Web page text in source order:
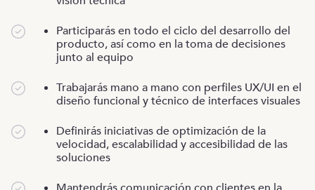
Participarás en todo el ciclo del desarrollo del
producto, así como en la toma de decisiones
junto al equipo
Trabajarás mano a mano con perfiles UX/UI en el
diseño funcional y técnico de interfaces visuales
Definirás iniciativas de optimización de la
velocidad, escalabilidad y accesibilidad de las
soluciones